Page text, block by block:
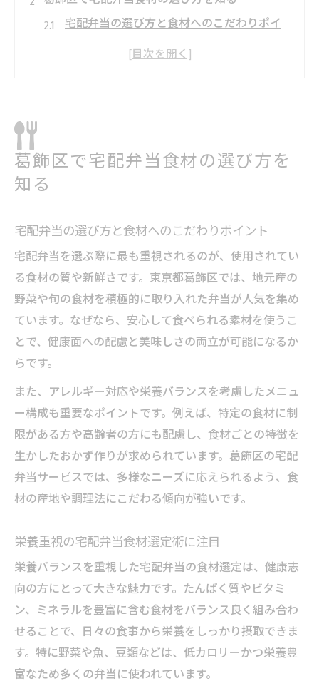
宅配弁当の選び方と食材へのこだわりポイ
栄養と味が両立する宅配弁当の秘訣
葛飾区宅配弁当の美味しさと栄養の秘密
宅配弁当が支持される食材の選び方と工夫
健康志向も満足する宅配弁当食材の魅力
健康志向の方に宅配弁当が愛される理由
健康志向に響く宅配弁当食材の選択基準
栄養管理に役立つ宅配弁当の食材活用法
葛飾区で人気の健康宅配弁当食材を紹介
健康維持に適した宅配弁当の魅力と工夫
宅配弁当サービスで食材にこだわる魅力
宅配弁当サービスの食材選びが評価される
理由
宅配弁当のサービス品質と食材の関係性
食材から見る宅配弁当サービスの特徴とは
葛飾区で求められる宅配弁当食材の工夫
バランス重視なら葛飾区の宅配弁当がおすすめ
バランス重視の宅配弁当で食材選びも安心
栄養バランス抜群の宅配弁当食材の特徴
葛飾区で宅配弁当食材の選び方を
知る
宅配弁当の選び方と食材へのこだわりポイント
宅配弁当を選ぶ際に最も重視されるのが、使用されてい
る食材の質や新鮮さです。東京都葛飾区では、地元産の
野菜や旬の食材を積極的に取り入れた弁当が人気を集め
ています。なぜなら、安心して食べられる素材を使うこ
とで、健康面への配慮と美味しさの両立が可能になるか
らです。
また、アレルギー対応や栄養バランスを考慮したメニュ
ー構成も重要なポイントです。例えば、特定の食材に制
限がある方や高齢者の方にも配慮し、食材ごとの特徴を
生かしたおかず作りが求められています。葛飾区の宅配
弁当サービスでは、多様なニーズに応えられるよう、食
材の産地や調理法にこだわる傾向が強いです。
栄養重視の宅配弁当食材選定術に注目
栄養バランスを重視した宅配弁当の食材選定は、健康志
向の方にとって大きな魅力です。たんぱく質やビタミ
ン、ミネラルを豊富に含む食材をバランス良く組み合わ
せることで、日々の食事から栄養をしっかり摂取できま
す。特に野菜や魚、豆類などは、低カロリーかつ栄養豊
富なため多くの弁当に使われています。